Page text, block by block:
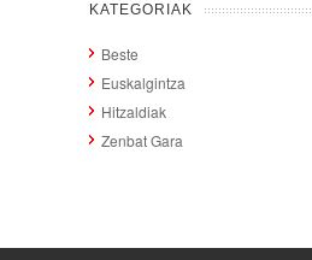
KATEGORIAK
Beste
Euskalgintza
Hitzaldiak
Zenbat Gara